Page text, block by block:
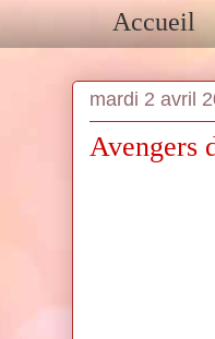
Accueil
mardi 2 avril
Avengers